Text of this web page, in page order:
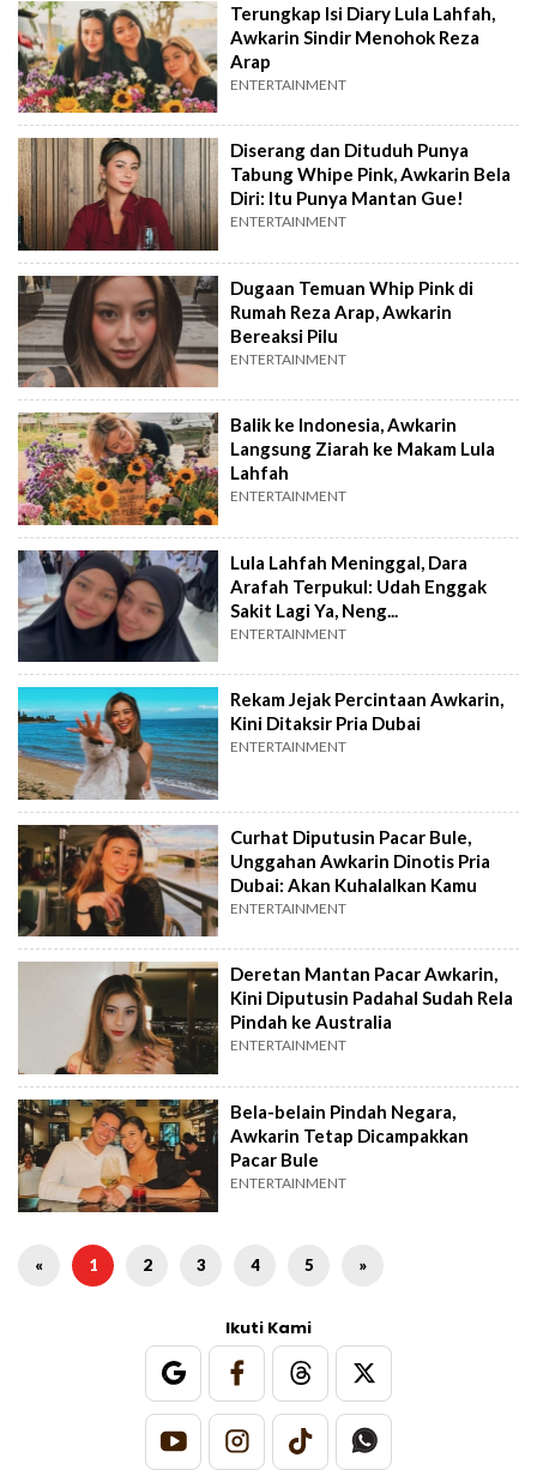
Terungkap Isi Diary Lula Lahfah,
Awkarin Sindir Menohok Reza
Arap
ENTERTAINMENT
Diserang dan Dituduh Punya
Tabung Whipe Pink, Awkarin Bela
Diri: Itu Punya Mantan Gue!
ENTERTAINMENT
Dugaan Temuan Whip Pink di
Rumah Reza Arap, Awkarin
Bereaksi Pilu
ENTERTAINMENT
Balik ke Indonesia, Awkarin
Langsung Ziarah ke Makam Lula
Lahfah
ENTERTAINMENT
Lula Lahfah Meninggal, Dara
Arafah Terpukul: Udah Enggak
Sakit Lagi Ya, Neng...
ENTERTAINMENT
Rekam Jejak Percintaan Awkarin,
Kini Ditaksir Pria Dubai
ENTERTAINMENT
Curhat Diputusin Pacar Bule,
Unggahan Awkarin Dinotis Pria
Dubai: Akan Kuhalalkan Kamu
ENTERTAINMENT
Deretan Mantan Pacar Awkarin,
Kini Diputusin Padahal Sudah Rela
Pindah ke Australia
ENTERTAINMENT
Bela-belain Pindah Negara,
Awkarin Tetap Dicampakkan
Pacar Bule
ENTERTAINMENT
« 1 2 3 4 5 »
Ikuti Kami